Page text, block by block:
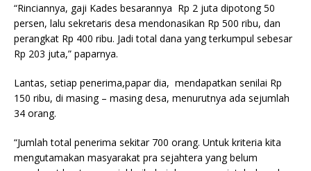
“Rinciannya, gaji Kades besarannya Rp 2 juta dipotong 50
persen, lalu sekretaris desa mendonasikan Rp 500 ribu, dan
perangkat Rp 400 ribu. Jadi total dana yang terkumpul sebesar
Rp 203 juta,” paparnya.
Lantas, setiap penerima,papar dia, mendapatkan senilai Rp
150 ribu, di masing – masing desa, menurutnya ada sejumlah
34 orang.
“Jumlah total penerima sekitar 700 orang. Untuk kriteria kita
mengutamakan masyarakat pra sejahtera yang belum